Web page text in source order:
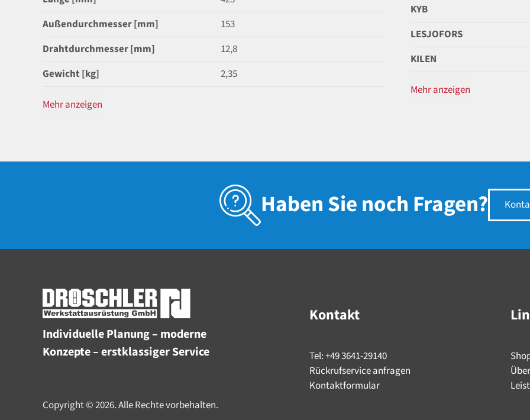
Außendurchmesser [mm]
153
Drahtdurchmesser [mm]
12,8
Gewicht [kg]
2,35
Mehr anzeigen
KYB
LESJOFORS
KILEN
Mehr anzeigen
Haben Sie noch Fragen?
Individuelle Planung – moderne
Konzepte – erstklassiger Service
Kontakt
Tel: +49 3641-29140
Rückrufservice anfragen
Kontaktformular
Copyright © 2026. Alle Rechte vorbehalten.